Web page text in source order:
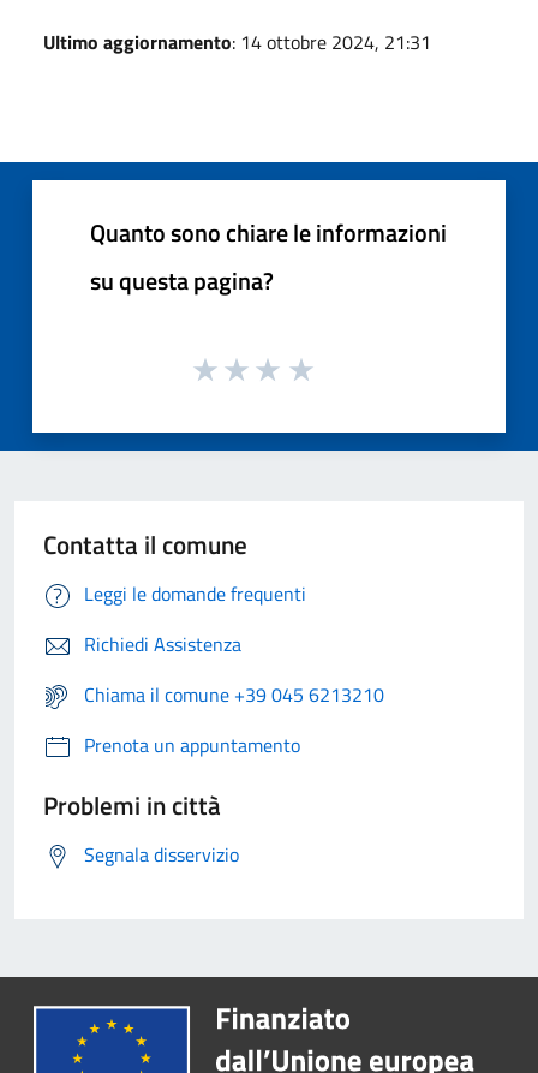
Ultimo aggiornamento: 14 ottobre 2024, 21:31
Quanto sono chiare le informazioni
su questa pagina?
Contatta il comune
Leggi le domande frequenti
Richiedi Assistenza
Chiama il comune +39 045 6213210
Prenota un appuntamento
Problemi in città
Segnala disservizio